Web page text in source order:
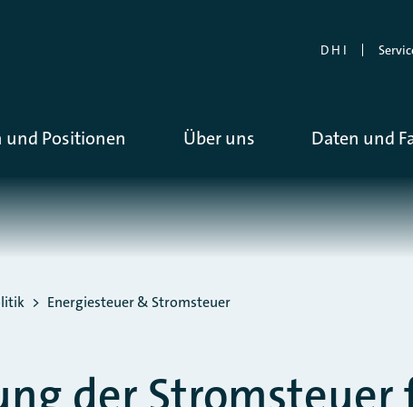
D H I
und Positionen Über uns Daten und
Energiesteuer & Stromsteuer